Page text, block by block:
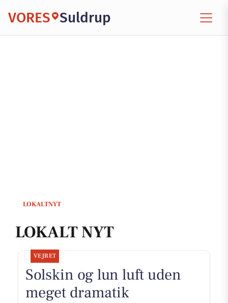
VORES Suldrup
LOKALTNYT
LOKALT NYT
VEJRET
Solskin og lun luft uden
meget dramatik